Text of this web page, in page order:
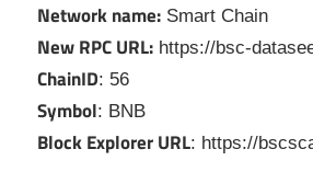
Network name: Smart Chain
New RPC URL: https://bsc-
ChainID: 56
Symbol: BNB
Block Explorer URL: https://